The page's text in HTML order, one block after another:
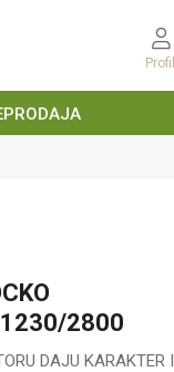
Profil
1230/2800
DAJU KARAKTER I